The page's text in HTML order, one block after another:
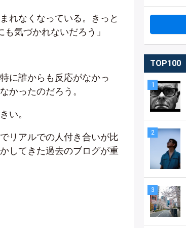
れなくなっている。きっと
気づかれないだろう」
に誰からも反応がなかっ
かったのだろう。
い。
リアルでの人付き合いが比
してきた過去のブログが重
TOP100
1
2
3